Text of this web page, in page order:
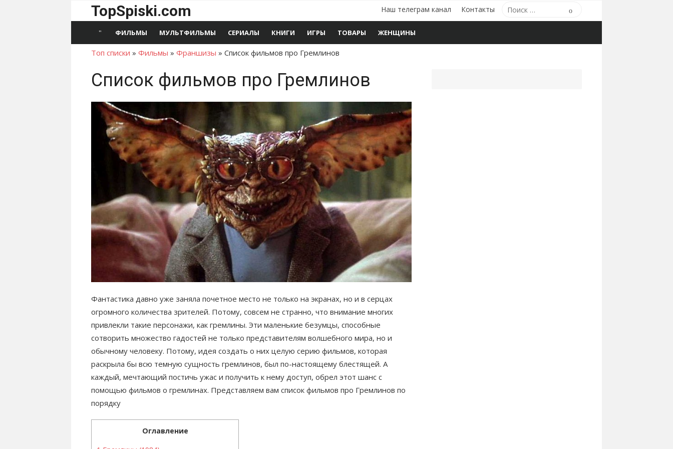
TopSpiski.com
Поиск
по:
Наш телеграм канал Контакты
ФИЛЬМЫ МУЛЬТФИЛЬМЫ СЕРИАЛЫ КНИГИ ИГРЫ ТОВАРЫ ЖЕНЩИНЫ
Топ списки » Фильмы » Франшизы » Список фильмов про Гремлинов
Список фильмов про Гремлинов
Фантастика давно уже заняла почетное место не только на экранах, но и в серцах
огромного количества зрителей. Потому, совсем не странно, что внимание многих
привлекли такие персонажи, как гремлины. Эти маленькие безумцы, способные
сотворить множество гадостей не только представителям волшебного мира, но и
обычному человеку. Потому, идея создать о них целую серию фильмов, которая
раскрыла бы всю темную сущность гремлинов, был по-настоящему блестящей. А
каждый, мечтающий постичь ужас и получить к нему доступ, обрел этот шанс с
помощью фильмов о гремлинах. Представляем вам список фильмов про Гремлинов по
порядку
Оглавление